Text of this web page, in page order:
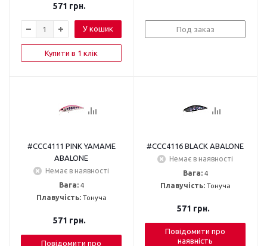
571 грн.
У кошик
Купити в 1 клік
Под заказ
#CCC4111 PINK YAMAME
ABALONE
Немає в наявності
Вага: 4
Плавучість: Тонуча
571 грн.
Повідомити про
#CCC4116 BLACK ABALONE
Немає в наявності
Вага: 4
Плавучість: Тонуча
571 грн.
Повідомити про
наявність